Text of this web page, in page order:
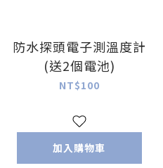
防水探頭電子測溫度計
(送2個電池)
NT$100
加入購物車